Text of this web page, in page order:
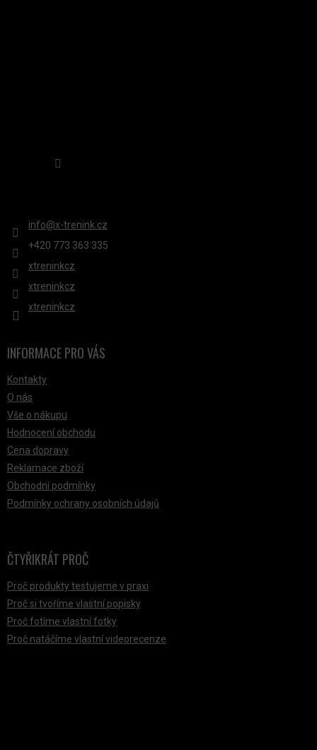
info@x-trenink.cz
+420 ‭773 363 335
xtreninkcz
xtreninkcz
xtreninkcz
INFORMACE PRO VÁS
Kontakty
O nás
Vše o nákupu
Hodnocení obchodu
Cena dopravy
Reklamace zboží
Obchodní podmínky
Podmínky ochrany osobních údajů
ČTYŘIKRÁT PROČ
Proč produkty testujeme v praxi
Proč si tvoříme vlastní popisky
Proč fotíme vlastní fotky
Proč natáčíme vlastní videorecenze